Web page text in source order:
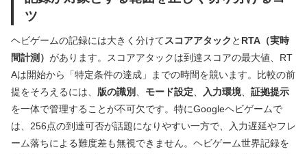
ツ
ヘビゲームの記録には大きく分けてスコアアタック と RTA（実時
間計測） があります。スコアアタックは到達スコアの最大値、RT
Aは開始から「特定条件の達成」までの時間を競います。比較の前
提をそろえるには、 版の識別 モード設定 入力環境
証拠提示
を一体で管理することが不可欠です。特にGoogleヘビゲームで
は、256点の到達可否が話題になりやすい一方で、入力遅延やフレ
ーム落ちによる難度差も無視できません。ヘビゲーム世界記録を